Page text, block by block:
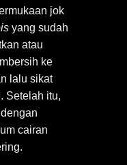
jok
yang sudah
atau
ke
lalu sikat
Setelah itu,
cairan